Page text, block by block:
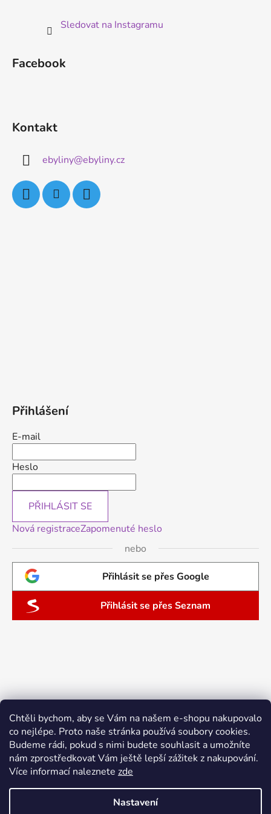
Chtěli bychom, aby se Vám na našem e-shopu nakupovalo
co nejlépe. Proto naše stránka používá soubory cookies.
Budeme rádi, pokud s nimi budete souhlasit a umožníte
nám zprostředkovat Vám ještě lepší zážitek z nakupování.
Více informací naleznete zde
Nastavení
Sledovat na Instagramu
Facebook
Kontakt
ebyliny@ebyliny.cz
Přihlášení
E-mail
Heslo
PŘIHLÁSIT SE
Nová registraceZapomenuté heslo
nebo
Přihlásit se přes Google
Přihlásit se přes Seznam